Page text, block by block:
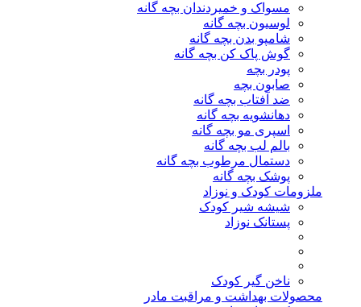
مسواک و خمیردندان بچه گانه
لوسیون بچه گانه
شامپو بدن بچه گانه
گوش پاک کن بچه گانه
پودر بچه
صابون بچه
ضد آفتاب بچه گانه
دهانشویه بچه گانه
اسپری مو بچه گانه
بالم لب بچه گانه
دستمال مرطوب بچه گانه
پوشک بچه گانه
ملزومات کودک و نوزاد
شیشه شیر کودک
پستانک نوزاد
ناخن گیر کودک
محصولات بهداشت و مراقبت مادر